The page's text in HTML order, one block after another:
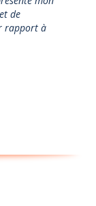
de
rapport à